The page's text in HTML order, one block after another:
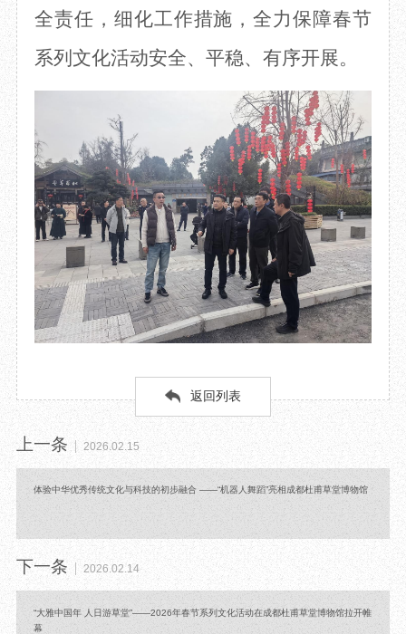
全责任，细化工作措施，全力保障春节
系列文化活动安全、平稳、有序开展。
返回列表
上一条 2026.02.15
体验中华优秀传统文化与科技的初步融合 ——“机器人舞蹈”亮相成都杜甫草堂博物馆
下一条 2026.02.14
“大雅中国年 人日游草堂”——2026年春节系列文化活动在成都杜甫草堂博物馆拉开帷
幕